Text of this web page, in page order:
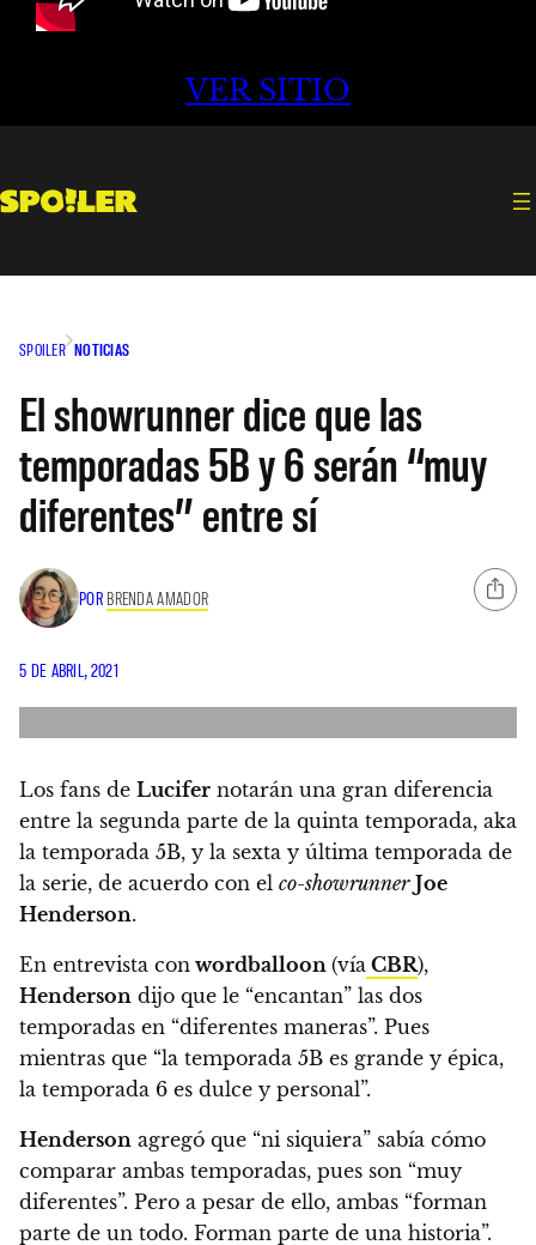
VER SITIO
SPOILER NOTICIAS
El showrunner dice que las
temporadas 5B y 6 serán “muy
diferentes” entre sí
POR BRENDA AMADOR
5 DE ABRIL, 2021
Los fans de Lucifer notarán una gran diferencia
entre la segunda parte de la quinta temporada, aka
la temporada 5B, y la sexta y última temporada de
la serie, de acuerdo con el co-showrunner Joe
Henderson.
En entrevista con wordballoon (vía CBR),
Henderson dijo que le “encantan” las dos
temporadas en “diferentes maneras”. Pues
mientras que “la temporada 5B es grande y épica,
la temporada 6 es dulce y personal”.
Henderson agregó que “ni siquiera” sabía cómo
comparar ambas temporadas, pues son “muy
diferentes”. Pero a pesar de ello, ambas “forman
parte de un todo. Forman parte de una historia”.